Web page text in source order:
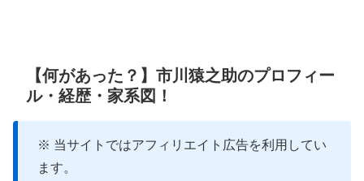
【何があった？】市川猿之助のプロフィー
ル・経歴・家系図！
※ 当サイトではアフィリエイト広告を利用してい
ます。